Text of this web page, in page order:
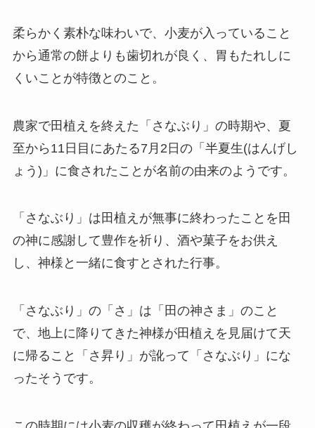
柔らかく素朴な味わいで、小麦が入っていること
から通常の餅よりも歯切れが良く、胃もたれしに
くいことが特徴とのこと。
農家で田植えを終えた「さなぶり」の時期や、夏
至から11日目にあたる7月2日の「半夏生(はんげし
ょう)」に食されたことが名前の由来のようです。
「さなぶり」は田植えが無事に終わったことを田
の神に感謝して豊作を祈り、酒や菓子をお供え
し、神様と一緒に食すとされた行事。
「さなぶり」の「さ」は「田の神さま」のこと
で、地上に降りてきた神様が田植えを見届けて天
に帰ること「さ昇り」が訛って「さなぶり」にな
ったそうです。